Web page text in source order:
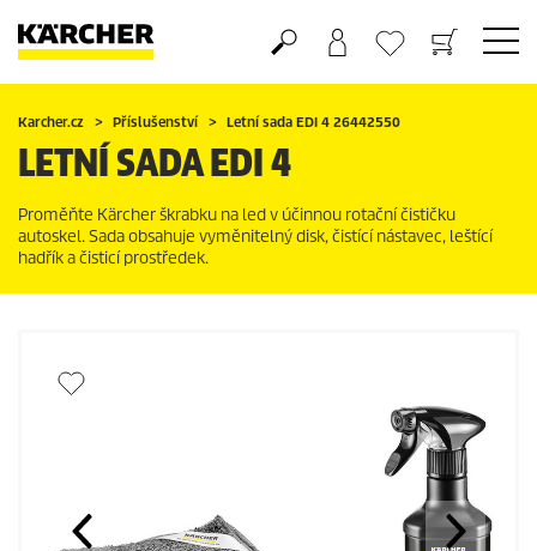
Nákupní košík
Seznam oblíbených produktů
Karcher.cz Příslušenství Letní sada EDI 4 26442550
LETNÍ SADA EDI 4
Proměňte Kärcher škrabku na led v účinnou rotační čističku
autoskel. Sada obsahuje vyměnitelný disk, čistící nástavec, leštící
hadřík a čisticí prostředek.